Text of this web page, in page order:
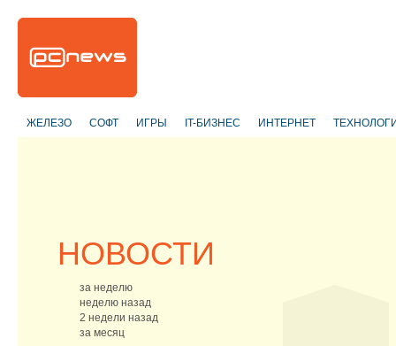
ЖЕЛЕЗО СОФТ ИГРЫ IT-БИЗНЕС ИНТЕРНЕТ
НОВОСТИ
за неделю
неделю назад
2 недели назад
за месяц